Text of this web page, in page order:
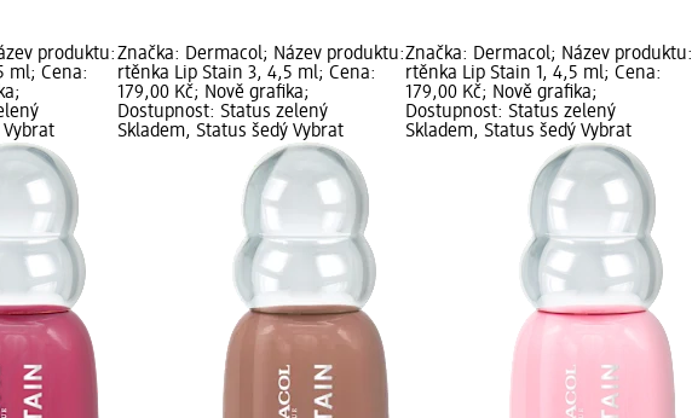
produktu:
ml; Cena:
Značka: Dermacol; Název produktu:
rtěnka Lip Stain 3, 4,5 ml; Cena:
179,00 Kč; Nově grafika;
Dostupnost: Status zelený
Skladem, Status šedý Vybrat
Značka: Dermacol; Název produktu:
rtěnka Lip Stain 1, 4,5 ml; Cena:
179,00 Kč; Nově grafika;
Dostupnost: Status zelený
Skladem, Status šedý Vybrat